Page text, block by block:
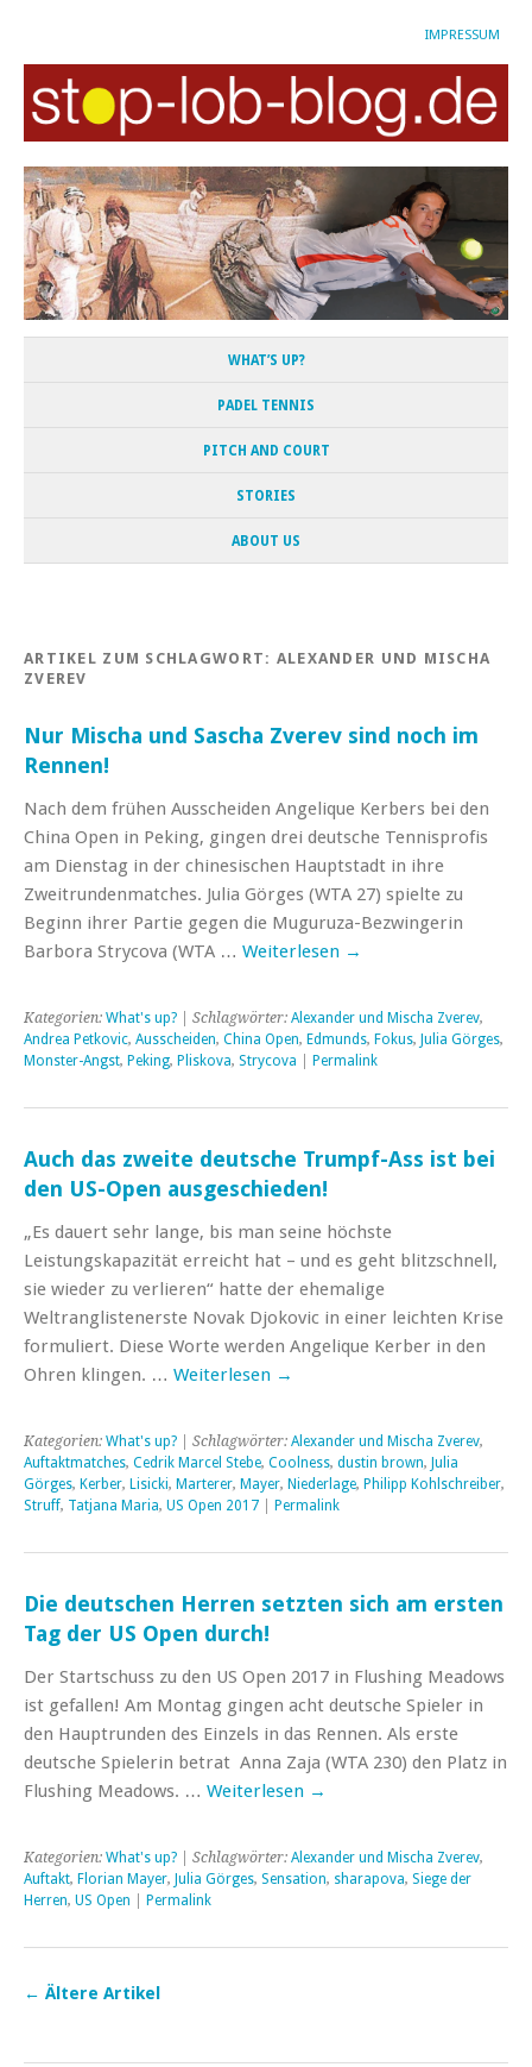
IMPRESSUM
WHAT’S UP?
PADEL TENNIS
PITCH AND COURT
STORIES
ABOUT US
ARTIKEL ZUM SCHLAGWORT: ALEXANDER UND MISCHA
ZVEREV
Nur Mischa und Sascha Zverev sind noch im
Rennen!
Nach dem frühen Ausscheiden Angelique Kerbers bei den
China Open in Peking, gingen drei deutsche Tennisprofis
am Dienstag in der chinesischen Hauptstadt in ihre
Zweitrundenmatches. Julia Görges (WTA 27) spielte zu
Beginn ihrer Partie gegen die Muguruza-Bezwingerin
Barbora Strycova (WTA … Weiterlesen →
Kategorien: What's up? | Schlagwörter: Alexander und Mischa Zverev,
Andrea Petkovic, Ausscheiden, China Open, Edmunds, Fokus, Julia Görges,
Monster-Angst, Peking, Pliskova, Strycova Permalink
Auch das zweite deutsche Trumpf-Ass ist bei
den US-Open ausgeschieden!
„Es dauert sehr lange, bis man seine höchste
Leistungskapazität erreicht hat – und es geht blitzschnell,
sie wieder zu verlieren“ hatte der ehemalige
Weltranglistenerste Novak Djokovic in einer leichten Krise
formuliert. Diese Worte werden Angelique Kerber in den
Ohren klingen. … Weiterlesen →
Kategorien: What's up? | Schlagwörter: Alexander und Mischa Zverev,
Auftaktmatches, Cedrik Marcel Stebe, Coolness, dustin brown, Julia
Görges, Kerber, Lisicki, Marterer, Mayer, Niederlage, Philipp Kohlschreiber,
Struff, Tatjana Maria, US Open 2017 Permalink
Die deutschen Herren setzten sich am ersten
Tag der US Open durch!
Der Startschuss zu den US Open 2017 in Flushing Meadows
ist gefallen! Am Montag gingen acht deutsche Spieler in
den Hauptrunden des Einzels in das Rennen. Als erste
deutsche Spielerin betrat Anna Zaja (WTA 230) den Platz in
Flushing Meadows. … Weiterlesen →
Kategorien: What's up? | Schlagwörter: Alexander und Mischa Zverev,
Auftakt, Florian Mayer, Julia Görges, Sensation, sharapova, Siege der
Herren, US Open Permalink
← Ältere Artikel